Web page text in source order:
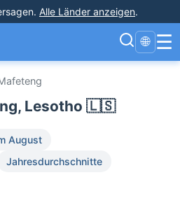
. Alle Länder anzeigen.
🌐 ☰
Lesotho 🇱🇸
August
Jahresdurchschnitte